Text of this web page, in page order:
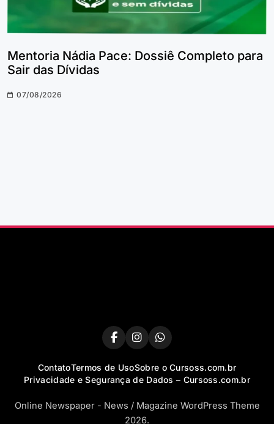
Mentoria Nádia Pace: Dossiê Completo para
Sair das Dívidas
07/08/2026
ContatoTermos de UsoSobre o Cursoss.com.br
Privacidade e Segurança de Dados – Cursoss.com.br
Online Newspaper - News / Magazine WordPress Theme
2026.